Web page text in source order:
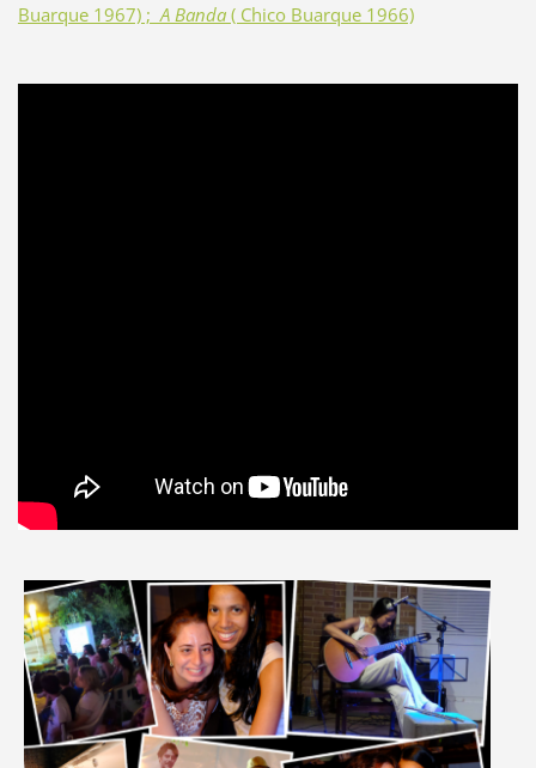
Buarque 1967) ; A Banda( Chico Buarque 1966)